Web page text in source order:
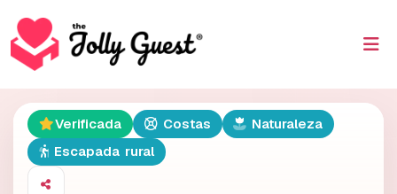
Verificada Costas
Naturaleza
Escapada rural